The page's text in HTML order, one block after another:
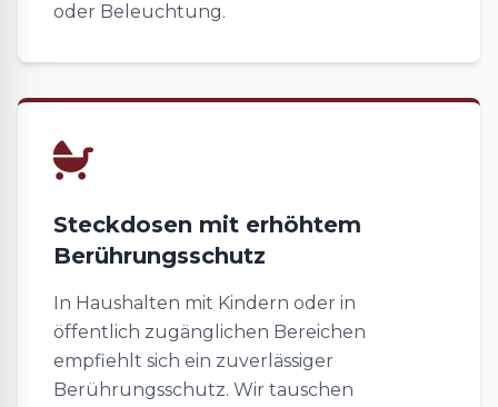
oder Beleuchtung.
Steckdosen mit erhöhtem
Berührungsschutz
In Haushalten mit Kindern oder in
öffentlich zugänglichen Bereichen
empfiehlt sich ein zuverlässiger
Berührungsschutz. Wir tauschen